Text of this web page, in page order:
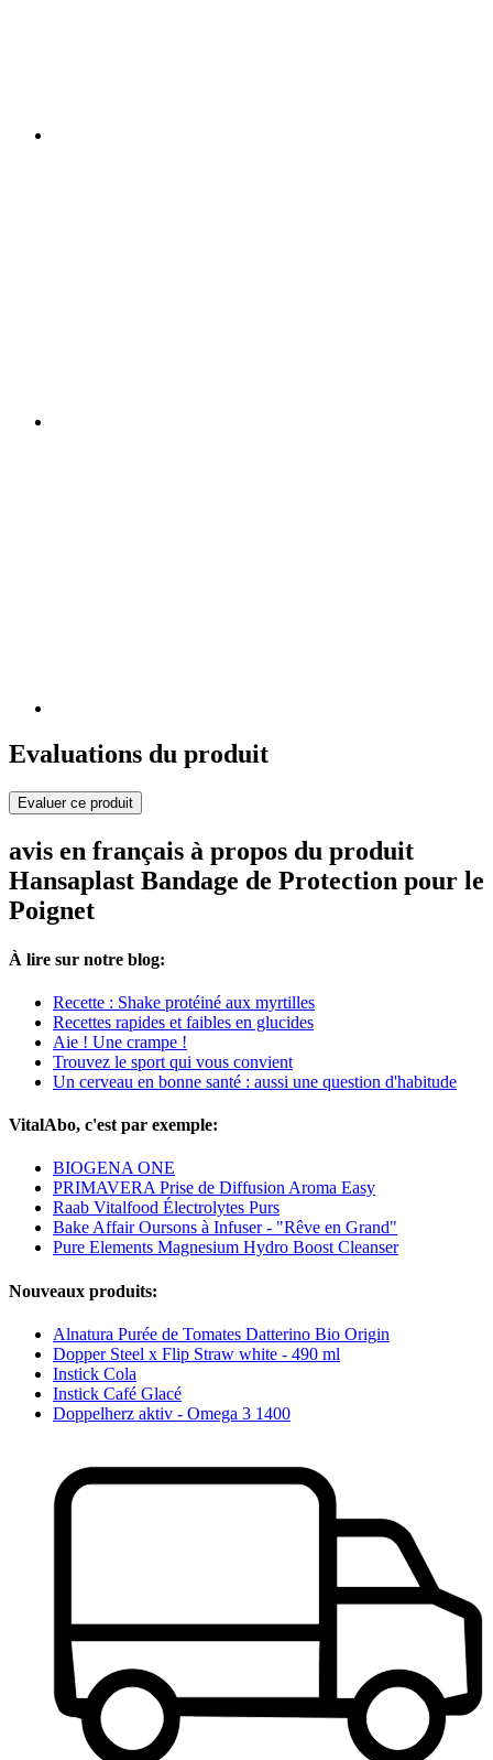
Evaluations du produit
Evaluer ce produit
avis en français à propos du produit
Hansaplast Bandage de Protection pour le
Poignet
À lire sur notre blog:
Recette : Shake protéiné aux myrtilles
Recettes rapides et faibles en glucides
Aie ! Une crampe !
Trouvez le sport qui vous convient
Un cerveau en bonne santé : aussi une question d'habitude
VitalAbo, c'est par exemple:
BIOGENA ONE
PRIMAVERA Prise de Diffusion Aroma Easy
Raab Vitalfood Électrolytes Purs
Bake Affair Oursons à Infuser - "Rêve en Grand"
Pure Elements Magnesium Hydro Boost Cleanser
Nouveaux produits:
Alnatura Purée de Tomates Datterino Bio Origin
Dopper Steel x Flip Straw white - 490 ml
Instick Cola
Instick Café Glacé
Doppelherz aktiv - Omega 3 1400